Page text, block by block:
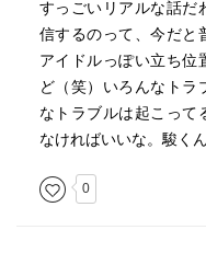
すっごいリアルな話だ
信するのって、今だと
アイドルっぽい立ち位
ど（笑）いろんなトラ
なトラブルは起こって
なければいいな。駿く
0